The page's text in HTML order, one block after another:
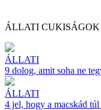
ÁLLATI CUKISÁGOK
ÁLLATI
9 dolog, amit soha ne
ÁLLATI
4 jel, hogy a macskád túl